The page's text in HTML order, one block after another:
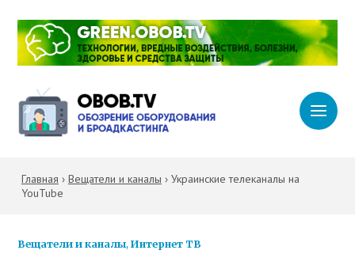
Главная › Вещатели и каналы › Украинские телеканалы на
YouTube
Вещатели и каналы,Интернет ТВ